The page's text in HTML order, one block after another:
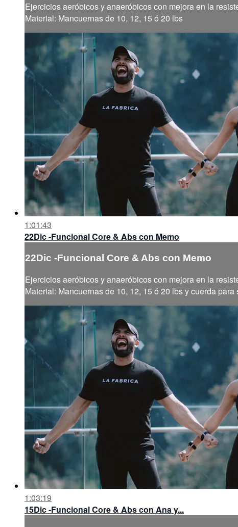
Ejercicios aeróbicos y anaeróbicos con mejora en la
Material: Mancuernas de 10, 12, 15 ó 20 lbs
1:01:43
22Dic -Funcional Core & Abs con Memo
22Dic -Funcional Core & Abs con Memo
Ejercicios aeróbicos y anaeróbicos con mejora en la
Material: Mancuernas de 10, 12, 15 ó 20 lbs y cuerda para
1:03:19
15Dic -Funcional Core & Abs con Ana y...